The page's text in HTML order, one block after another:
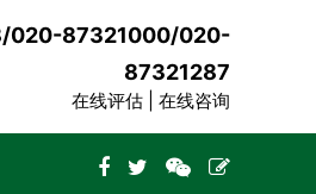
020-87321000/020-
87321287
在线评估 | 在线咨询